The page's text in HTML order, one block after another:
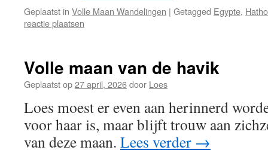
Geplaatst in Volle Maan Wandelingen | Getagged Egypte,
reactie plaatsen
Volle maan van de havik
Geplaatst op27 april, 2026door Loes
Loes moest er even aan herinnerd
voor haar is, maar blijft trouw aan
van deze maan. Lees verder →